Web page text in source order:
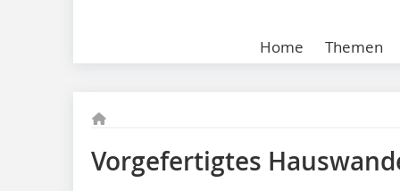
Home Themen
Vorgefertigtes